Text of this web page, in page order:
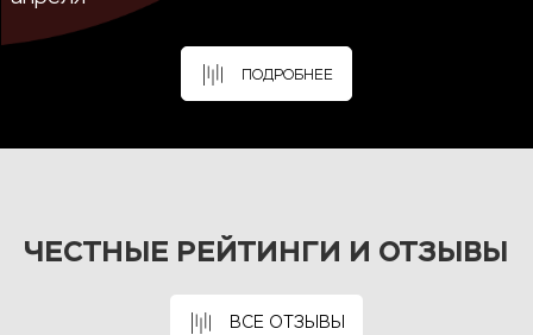
ПОДРОБНЕЕ
ЧЕСТНЫЕ РЕЙТИНГИ И ОТЗЫВЫ
ВСЕ ОТЗЫВЫ